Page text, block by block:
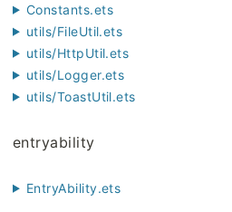
Constants.ets
utils/FileUtil.ets
utils/HttpUtil.ets
utils/Logger.ets
utils/ToastUtil.ets
entryability
EntryAbility.ets